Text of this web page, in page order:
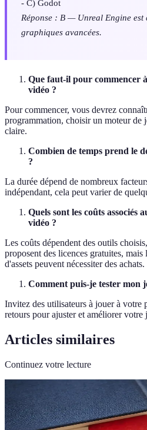
- C) Godot
Réponse : B — Unreal Engine est
graphiques avancées.
Que faut-il pour commencer
vidéo ?
Pour commencer, vous devrez
programmation, choisir un moteur de
claire.
Combien de temps prend le
?
La durée dépend de nombreux
indépendant, cela peut varier de
Quels sont les coûts associés
vidéo ?
Les coûts dépendent des outils
proposent des licences gratuites,
d'assets peuvent nécessiter des achats.
Comment puis-je tester mon
Invitez des utilisateurs à jouer à votre
retours pour ajuster et améliorer votre
Articles similaires
Continuez votre lecture